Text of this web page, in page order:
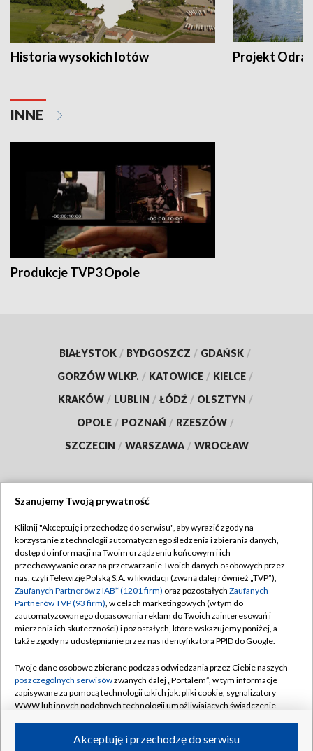
Historia wysokich lotów Projekt Odra
INNE
Produkcje TVP3 Opole
BIAŁYSTOK / BYDGOSZCZ / GDAŃSK /
GORZÓW WLKP. / KATOWICE / KIELCE /
KRAKÓW / LUBLIN / ŁÓDŹ / OLSZTYN /
OPOLE / POZNAŃ / RZESZÓW /
SZCZECIN / WARSZAWA / WROCŁAW
TVP
Abonament TVP
Emisja w TVP
Centrum informacji TVP
Naziemna Telewizja Cyfrowa
Rada Programowa
System NOS
Informacje o nadawcy
Program dla prasy
Regulamin TVP
Polityka prywatności
Moje zgody
Pomoc
Kontakt
Kanały
Szanujemy Twoją prywatność
Kliknij "Akceptuję i przechodzę do serwisu", aby wyrazić zgody na
korzystanie z technologii automatycznego śledzenia i zbierania danych,
dostęp do informacji na Twoim urządzeniu końcowym i ich
przechowywanie oraz na przetwarzanie Twoich danych osobowych przez
nas, czyli Telewizję Polską S.A. w likwidacji (zwaną dalej również „TVP”),
Zaufanych Partnerów z IAB* (1201 firm) oraz pozostałych Zaufanych
Partnerów TVP (93 firm), w celach marketingowych (w tym do
zautomatyzowanego dopasowania reklam do Twoich zainteresowań i
mierzenia ich skuteczności) i pozostałych, które wskazujemy poniżej, a
także zgody na udostępnianie przez nas identyfikatora PPID do Google.
Twoje dane osobowe zbierane podczas odwiedzania przez Ciebie naszych
poszczególnych serwisówzwanych dalej „Portalem”, w tym informacje
zapisywane za pomocą technologii takich jak: pliki cookie, sygnalizatory
WWW lub innych podobnych technologii umożliwiających świadczenie
ruchu w Internecie.Akceptuję i przechodzę do serwisu